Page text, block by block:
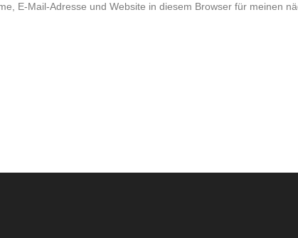
E-Mail-Adresse und Website in diesem Browser für meinen